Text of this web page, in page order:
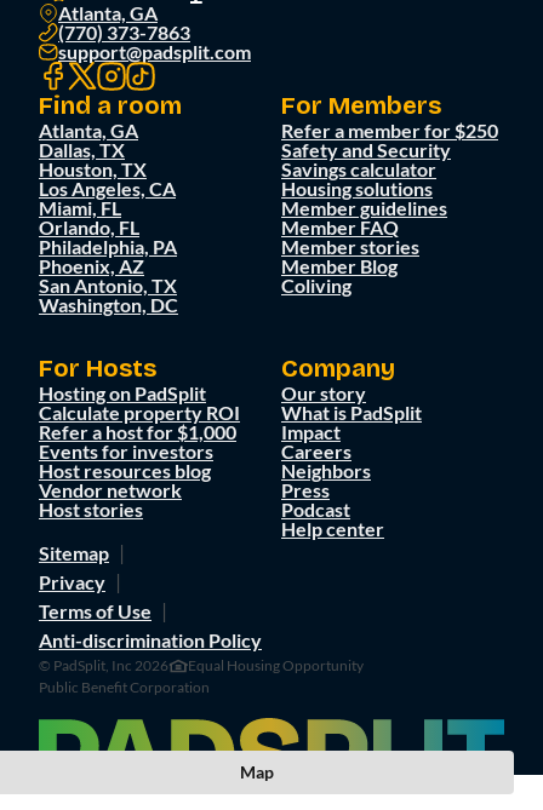
Atlanta, GA
(770) 373-7863
support@padsplit.com
Find a room
Atlanta, GA
Dallas, TX
Houston, TX
Los Angeles, CA
Miami, FL
Orlando, FL
Philadelphia, PA
Phoenix, AZ
San Antonio, TX
Washington, DC
For Members
Refer a member for $250
Safety and Security
Savings calculator
Housing solutions
Member guidelines
Member FAQ
Member stories
Member Blog
Coliving
For Hosts
Hosting on PadSplit
Calculate property ROI
Refer a host for $1,000
Events for investors
Host resources blog
Vendor network
Host stories
Company
Our story
What is PadSplit
Impact
Careers
Neighbors
Press
Podcast
Help center
Sitemap
Privacy
Terms of Use
Anti-discrimination Policy
© PadSplit, Inc 2026
Equal Housing Opportunity
Public Benefit Corporation
Map